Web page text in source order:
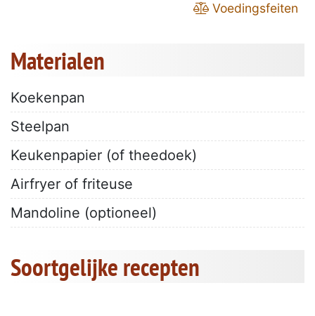
Voedingsfeiten
Materialen
Koekenpan
Steelpan
Keukenpapier (of theedoek)
Airfryer of friteuse
Mandoline (optioneel)
Soortgelijke recepten